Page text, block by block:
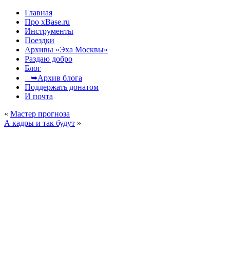
Главная
Про xBase.ru
Инструменты
Поездки
Архивы «Эха Москвы»
Раздаю добро
Блог
➥Архив блога
Поддержать донатом
И почта
« Мастер прогноза
А кадры и так будут »